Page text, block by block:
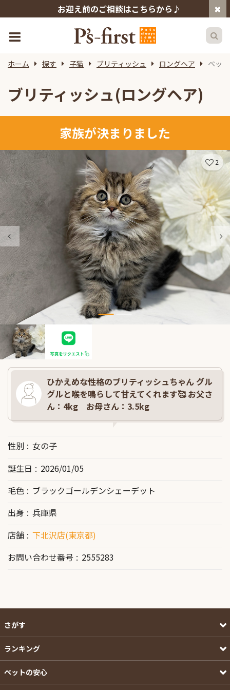
お迎え前のご相談はこちらから♪
ホーム 探す 子猫 ブリティッシュ ロングヘア ペッ
ブリティッシュ(ロングヘア)
家族が決まりました
2
ひかえめな性格のブリティッシュちゃん グル
グルと喉を鳴らして甘えてくれます🥰 お父さ
ん：4kg お母さん：3.5kg
性別
女の子
誕生日
2026/01/05
毛色
ブラックゴールデンシェーデット
出身
兵庫県
店舗
下北沢店(東京都)
お問い合わせ番号
2555283
さがす
ランキング
ペットの安心